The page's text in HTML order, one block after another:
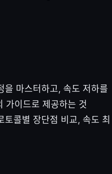
마스터하고, 속도 저하를
가이드로 제공하는 것
콜별 장단점 비교, 속도 최